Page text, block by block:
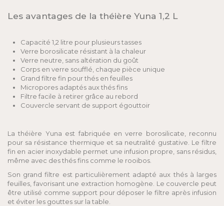
Les avantages de la théière Yuna 1,2 L
Capacité 1,2 litre pour plusieurs tasses
Verre borosilicate résistant à la chaleur
Verre neutre, sans altération du goût
Corps en verre soufflé, chaque pièce unique
Grand filtre fin pour thés en feuilles
Micropores adaptés aux thés fins
Filtre facile à retirer grâce au rebord
Couvercle servant de support égouttoir
La théière Yuna est fabriquée en verre borosilicate, reconnu
pour sa résistance thermique et sa neutralité gustative. Le filtre
fin en acier inoxydable permet une infusion propre, sans résidus,
même avec des thés fins comme le rooibos.
Son grand filtre est particulièrement adapté aux thés à larges
feuilles, favorisant une extraction homogène. Le couvercle peut
être utilisé comme support pour déposer le filtre après infusion
et éviter les gouttes sur la table.